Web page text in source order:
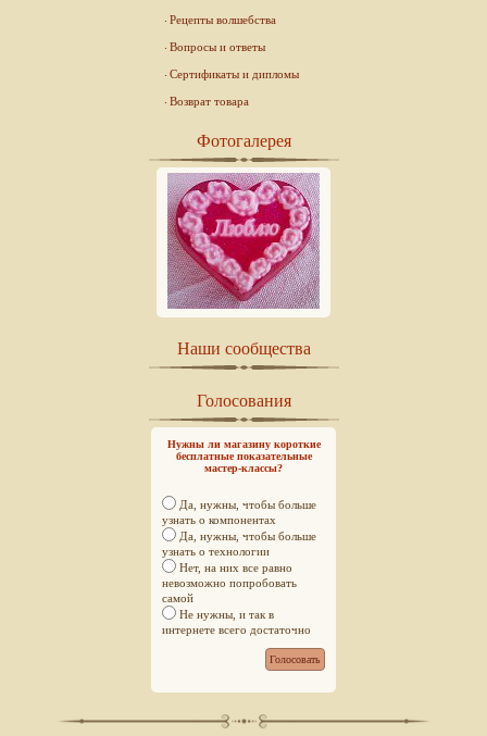
Рецепты волшебства
Вопросы и ответы
Сертификаты и дипломы
Возврат товара
Фотогалерея
Наши сообщества
Голосования
Нужны ли магазину короткие
бесплатные показательные
мастер-классы?
Да, нужны, чтобы больше
узнать о компонентах
Да, нужны, чтобы больше
узнать о технологии
Нет, на них все равно
невозможно попробовать
самой
Не нужны, и так в
интернете всего достаточно